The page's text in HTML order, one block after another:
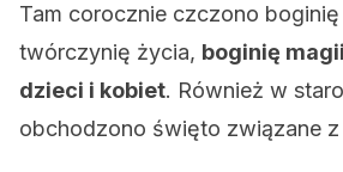
Tam corocznie czczono
twórczynię życia, boginię
dzieci i kobiet. Również w
obchodzono święto związane